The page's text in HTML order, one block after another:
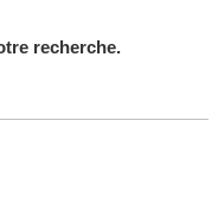
recherche.